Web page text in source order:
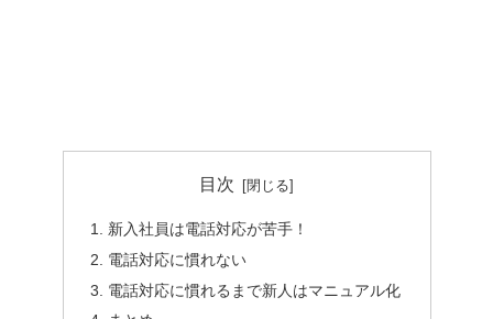
目次
新入社員は電話対応が苦手！
電話対応に慣れない
電話対応に慣れるまで新人はマニュアル化